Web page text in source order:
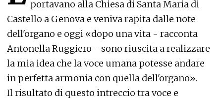
portavano alla Chiesa di Santa Maria di
Castello a Genova e veniva rapita dalle note
dell'organo e oggi «dopo una vita - racconta
Antonella Ruggiero - sono riuscita a realizzare
la mia idea che la voce umana potesse andare
in perfetta armonia con quella dell'organo».
Il risultato di questo intreccio tra voce e